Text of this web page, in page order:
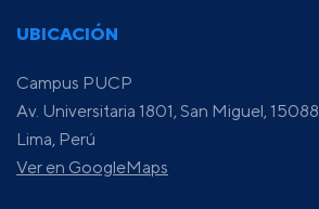
UBICACIÓN
Campus PUCP
Av. Universitaria 1801, San Miguel, 15088,
Lima, Perú
Ver en GoogleMaps